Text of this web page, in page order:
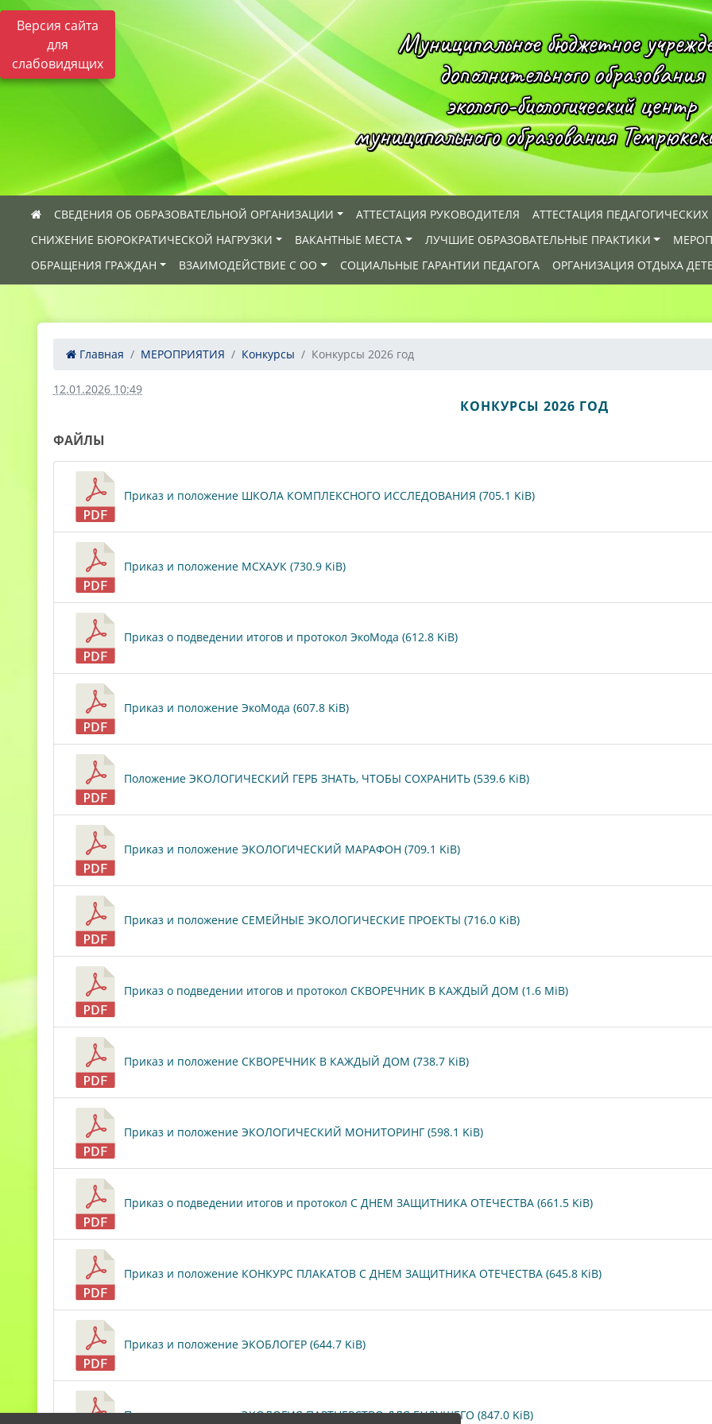
Версия сайта
для
слабовидящих
Муниципальное бюджетное
дополнительного образования
эколого-биологический центр
муниципального образования
СВЕДЕНИЯ ОБ ОБРАЗОВАТЕЛЬНОЙ ОРГАНИЗАЦИИ АТТЕСТАЦИЯ РУКОВОДИТЕЛЯ
АТТЕСТАЦИЯ
СНИЖЕНИЕ БЮРОКРАТИЧЕСКОЙ НАГРУЗКИ
ВАКАНТНЫЕ МЕСТА ЛУЧШИЕ ОБРАЗОВАТЕЛЬНЫЕ ПРАКТИКИ
ОБРАЩЕНИЯ ГРАЖДАН
ВЗАИМОДЕЙСТВИЕ С ОО СОЦИАЛЬНЫЕ ГАРАНТИИ ПЕДАГОГА ОРГАНИЗАЦИЯ ОТДЫХА
Главная МЕРОПРИЯТИЯ Конкурсы Конкурсы 2026 год
12.01.2026 10:49
КОНКУРСЫ 2026 ГОД
ФАЙЛЫ
Приказ и положение ШКОЛА КОМПЛЕКСНОГО ИССЛЕДОВАНИЯ (705.1 KiB)
Приказ и положение МСХАУК (730.9 KiB)
Приказ о подведении итогов и протокол ЭкоМода (612.8 KiB)
Приказ и положение ЭкоМода (607.8 KiB)
Положение ЭКОЛОГИЧЕСКИЙ ГЕРБ ЗНАТЬ, ЧТОБЫ СОХРАНИТЬ (539.6 KiB)
Приказ и положение ЭКОЛОГИЧЕСКИЙ МАРАФОН (709.1 KiB)
Приказ и положение СЕМЕЙНЫЕ ЭКОЛОГИЧЕСКИЕ ПРОЕКТЫ (716.0 KiB)
Приказ о подведении итогов и протокол СКВОРЕЧНИК В КАЖДЫЙ ДОМ (1.6 MiB)
Приказ и положение СКВОРЕЧНИК В КАЖДЫЙ ДОМ (738.7 KiB)
Приказ и положение ЭКОЛОГИЧЕСКИЙ МОНИТОРИНГ (598.1 KiB)
Приказ о подведении итогов и протокол С ДНЕМ ЗАЩИТНИКА ОТЕЧЕСТВА (661.5 KiB)
Приказ и положение КОНКУРС ПЛАКАТОВ С ДНЕМ ЗАЩИТНИКА ОТЕЧЕСТВА (645.8 KiB)
Приказ и положение ЭКОБЛОГЕР (644.7 KiB)
Приказ и положение ЭКОЛОГИЯ ПАРТНЕРСТВО ДЛЯ БУДУЩЕГО (847.0 KiB)